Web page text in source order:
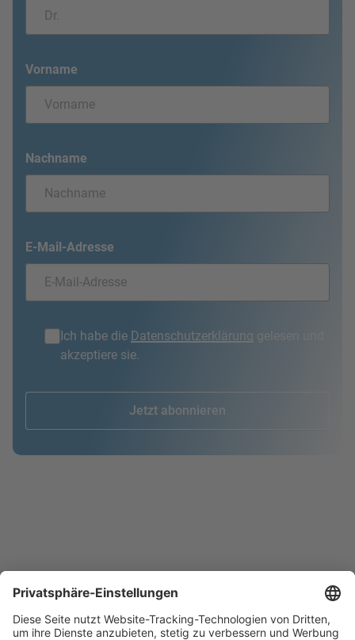
Vorname
Nachname
E-Mail-Adresse
Ich habe die Datenschutzerklärung gelesen und
akzeptiere sie.
Jetzt abonnieren